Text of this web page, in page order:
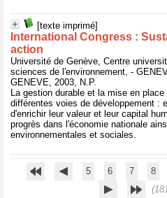
[texte imprimé]
International Congress :
action
Université de Genève, Centre
sciences de l'environnement, -
GENEVE, 2003, N.P.
La gestion durable et la mise en
différentes voies de développement :
d'enrichir leur valeur et leur capital
progrès dans l'économie nationale
environnementales et sociales.
5 6 7 8